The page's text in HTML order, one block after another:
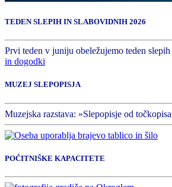
TEDEN SLEPIH IN SLABOVIDNIH 2026
Prvi teden v juniju obeležujemo teden
in dogodki
MUZEJ SLEPOPISJA
Muzejska razstava: »Slepopisje od
POČITNIŠKE KAPACITETE